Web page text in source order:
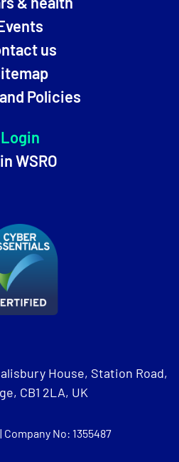
us
Policies
Login
WSRO
House, Station Road,
CB1 2LA, UK
Company No: 1355487